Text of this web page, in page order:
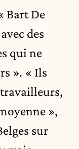
Bart De
des
qui ne
». « Ils
»,
sur